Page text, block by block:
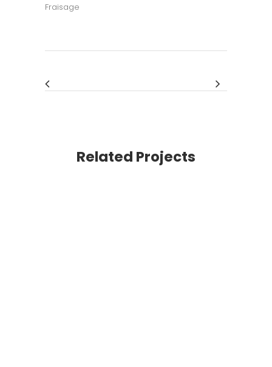
Fraisage
Related Projects